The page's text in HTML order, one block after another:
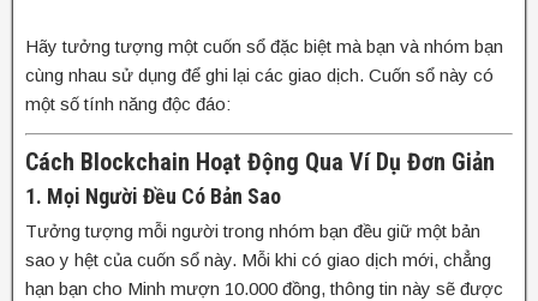
Hãy tưởng tượng một cuốn sổ đặc biệt mà bạn và nhóm bạn
cùng nhau sử dụng để ghi lại các giao dịch. Cuốn sổ này có
một số tính năng độc đáo:
Cách Blockchain Hoạt Động Qua Ví Dụ Đơn Giản
1. Mọi Người Đều Có Bản Sao
Tưởng tượng mỗi người trong nhóm bạn đều giữ một bản
sao y hệt của cuốn sổ này. Mỗi khi có giao dịch mới, chẳng
hạn bạn cho Minh mượn 10.000 đồng, thông tin này sẽ được